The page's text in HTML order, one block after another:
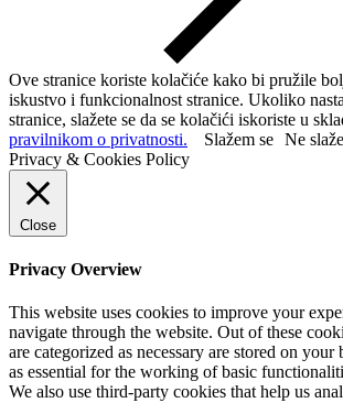
Ove stranice koriste kolačiće kako bi pružile
iskustvo i funkcionalnost stranice. Ukoliko
stranice, slažete se da se kolačići iskoriste u
pravilnikom o privatnosti.
Slažem se Ne
Privacy & Cookies Policy
Close
Privacy Overview
This website uses cookies to improve your
navigate through the website. Out of these
are categorized as necessary are stored on your
as essential for the working of basic
We also use third-party cookies that help us